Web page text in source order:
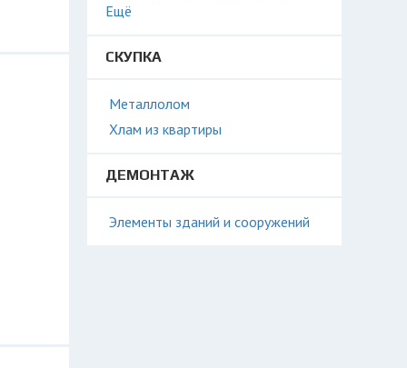
Ещё
СКУПКА
Металлолом
Хлам из квартиры
ДЕМОНТАЖ
Элементы зданий и сооружений